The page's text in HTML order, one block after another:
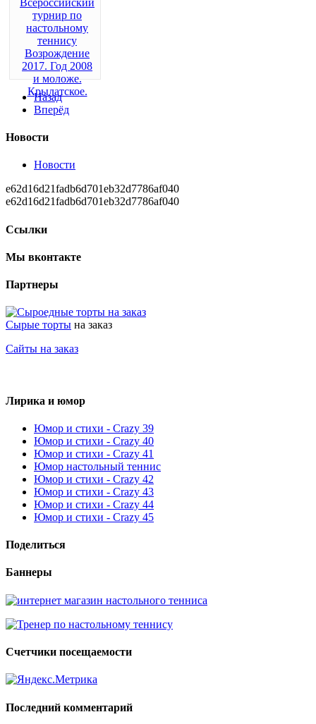
Назад
Вперёд
Новости
Новости
e62d16d21fadb6d701eb32d7786af040
e62d16d21fadb6d701eb32d7786af040
Ссылки
Мы вконтакте
Партнеры
Сырые торты на заказ
Сайты на заказ
Лирика и юмор
Юмор и стихи - Crazy 39
Юмор и стихи - Crazy 40
Юмор и стихи - Crazy 41
Юмор настольный теннис
Юмор и стихи - Crazy 42
Юмор и стихи - Crazy 43
Юмор и стихи - Crazy 44
Юмор и стихи - Crazy 45
Поделиться
Баннеры
Счетчики посещаемости
Последний комментарий